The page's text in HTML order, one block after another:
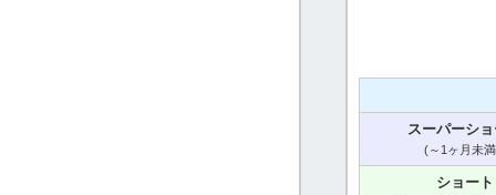
スーパーシ
(～1ヶ月未
ショート